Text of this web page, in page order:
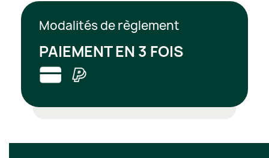
Modalités de règlement
PAIEMENT EN 3 FOIS